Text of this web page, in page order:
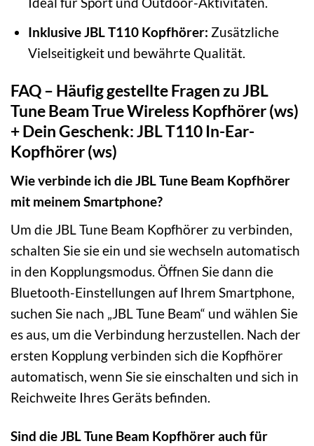
Inklusive JBL T110 Kopfhörer: Zusätzliche
Vielseitigkeit und bewährte Qualität.
FAQ – Häufig gestellte Fragen zu JBL
Tune Beam True Wireless Kopfhörer (ws)
+ Dein Geschenk: JBL T110 In-Ear-
Kopfhörer (ws)
Wie verbinde ich die JBL Tune Beam Kopfhörer
mit meinem Smartphone?
Um die JBL Tune Beam Kopfhörer zu verbinden,
schalten Sie sie ein und sie wechseln automatisch
in den Kopplungsmodus. Öffnen Sie dann die
Bluetooth-Einstellungen auf Ihrem Smartphone,
suchen Sie nach „JBL Tune Beam“ und wählen Sie
es aus, um die Verbindung herzustellen. Nach der
ersten Kopplung verbinden sich die Kopfhörer
automatisch, wenn Sie sie einschalten und sich in
Reichweite Ihres Geräts befinden.
Sind die JBL Tune Beam Kopfhörer auch für